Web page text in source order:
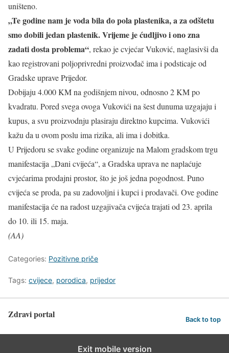
uništeno.
„Te godine nam je voda bila do pola plastenika, a za odštetu
smo dobili jedan plastenik. Vrijeme je ćudljivo i ono zna
zadati dosta problema“, rekao je cvjećar Vuković, naglasivši da
kao registrovani poljoprivredni proizvođač ima i podsticaje od
Gradske uprave Prijedor.
Dobijaju 4.000 KM na godišnjem nivou, odnosno 2 KM po
kvadratu. Pored svega ovoga Vukovići na šest dunuma uzgajaju i
kupus, a svu proizvodnju plasiraju direktno kupcima. Vukovići
kažu da u ovom poslu ima rizika, ali ima i dobitka.
U Prijedoru se svake godine organizuje na Malom gradskom trgu
manifestacija „Dani cvijeća“, a Gradska uprava ne naplaćuje
cvjećarima prodajni prostor, što je još jedna pogodnost. Puno
cvijeća se proda, pa su zadovoljni i kupci i prodavači. Ove godine
manifestacija će na radost uzgajivača cvijeća trajati od 23. aprila
do 10. ili 15. maja.
(AA)
Categories: Pozitivne priče
Tags: cvijece, porodica, prijedor
Zdravi portal Back to top
Exit mobile version